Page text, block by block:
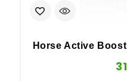
Horse Active